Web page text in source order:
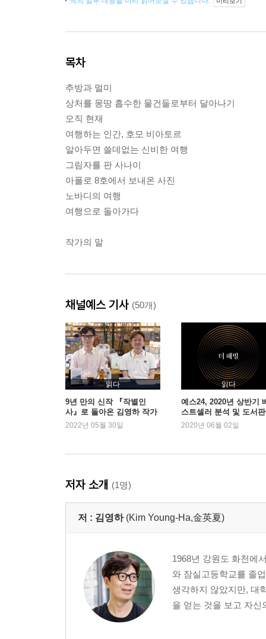
목차
추방과 멀미
상처를 몽땅 흡수한 물건들로부터 달아나기
오직 현재
여행하는 인간, 호모 비아토르
알아두면 쓸데없는 신비한 여행
그림자를 판 사나이
아폴로 8호에서 보내온 사진
노바디의 여행
여행으로 돌아가다
작가의 말
채널예스 기사 (50개)
읽다
9년 만의 신작 『작별인
사』로 돌아온 김영하 작가
와의 반가운 만남
2022년 05월 30일
읽다
예스24, 2020년 상반기
스트셀러 분석 및 도서
동향 발표
2020년 06월 02일
저자 소개 (1명)
저 : 김영하 (Kim Young-Ha,金英夏)
1968년 강원도 화천에
와 잠실고등학교를 졸
생각하지 않았지만, 대
을 얻는 것을 보고 자신